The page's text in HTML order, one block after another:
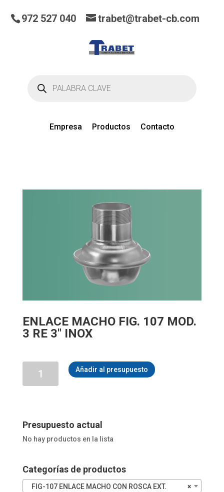
productos
Empresa Productos Contacto
972 527 040 trabet@trabet-cb.com
ENLACE MACHO FIG. 107 MOD.
3 RE 3″ INOX
FIG.
RE
INOX
Añadir al presupuesto
Presupuesto actual
No hay productos en la lista
Categorías de productos
×
FIG-107 ENLACE MACHO CON ROSCA EXT.